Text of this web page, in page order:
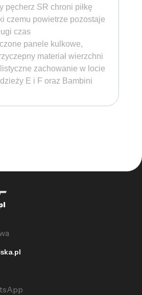
pęcherz SR chroni piłkę
czemu powietrze pozostaje
czas
panele kulkowe,
materiał wierzchni
zachowanie w locie
E i F oraz Bambini